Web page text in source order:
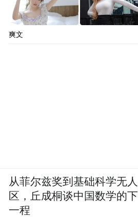
爽文
从菲尔兹奖到基础科学无人
区，丘成桐谈中国数学的下
一程